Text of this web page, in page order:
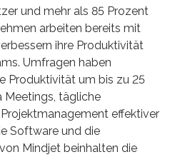
und mehr als 85 Prozent
arbeiten bereits mit
ihre Produktivität
Umfragen haben
Produktivität um bis zu 25
Meetings, tägliche
effektiver
Software und die
Mindjet beinhalten die